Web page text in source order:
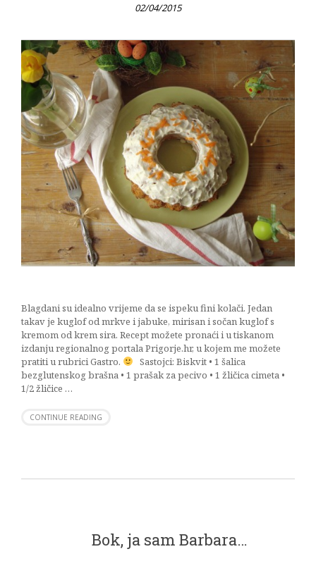
02/04/2015
Blagdani su idealno vrijeme da se ispeku fini kolači. Jedan
takav je kuglof od mrkve i jabuke, mirisan i sočan kuglof s
kremom od krem sira. Recept možete pronaći i u tiskanom
izdanju regionalnog portala Prigorje.hr, u kojem me možete
pratiti u rubrici Gastro.
Sastojci: Biskvit • 1 šalica
bezglutenskog brašna • 1 prašak za pecivo • 1 žličica cimeta •
1/2 žličice …
CONTINUE READING
Bok, ja sam Barbara…